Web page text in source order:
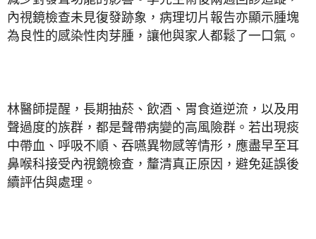
內視鏡檢查未見復發跡象，病理切片報告亦顯示腫塊
為良性的感染性肉芽腫，讓他與家人都鬆了一口氣。
林醫師提醒，長期抽菸、飲酒、胃食道逆流，以及用
聲過度的族群，都是聲帶病變的高風險群。若出現痰
中帶血、呼吸不順、吞嚥異物感等情形，應盡早至耳
鼻喉科接受內視鏡檢查，釐清真正原因，避免延誤後
續評估與處理。